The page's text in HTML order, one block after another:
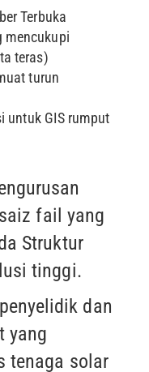
Terbuka
mencukupi
teras)
turun
untuk GIS rumput
fail yang
Struktur
tinggi.
dan
yang
tenaga solar